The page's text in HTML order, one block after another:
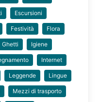
Escursioni
Festività Flora
Ghetti Igiene
Internet
Leggende Lingue
Mezzi di trasporto